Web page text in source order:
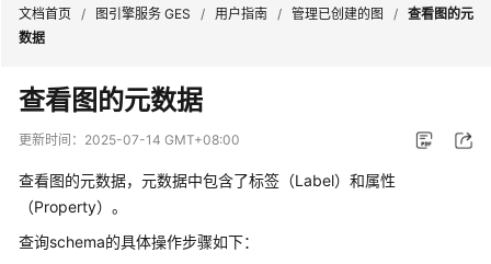
最
新
动
产
介
文档首页 / 图引擎服务 GES / 用户指南 / 管理已创建的图 / 查看图的元
数据
查看图的元数据
更新时间： 2025-07-14 GMT+08:00
查看图的元数据，元数据中包含了标签（Label）和属性
（Property）。
查询schema的具体操作步骤如下：